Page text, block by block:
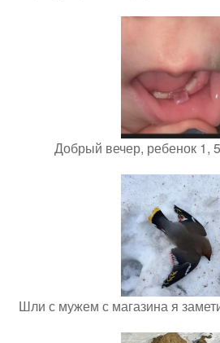
Добрый вечер, ребенок 1,
Шли с мужем с магазина я